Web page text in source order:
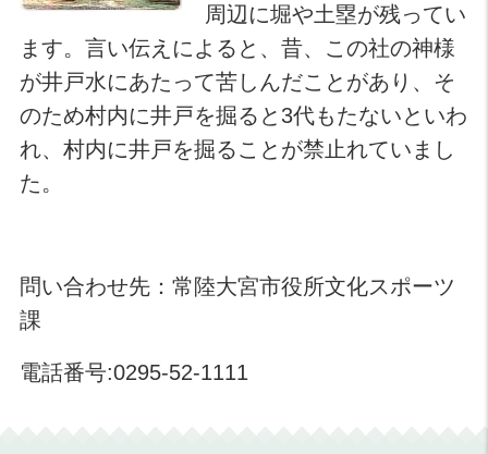
周辺に堀や土塁が残ってい
ます。言い伝えによると、昔、この社の神様
が井戸水にあたって苦しんだことがあり、そ
のため村内に井戸を掘ると3代もたないといわ
れ、村内に井戸を掘ることが禁止れていまし
た。
問い合わせ先：常陸大宮市役所文化スポーツ
課
電話番号:0295-52-1111